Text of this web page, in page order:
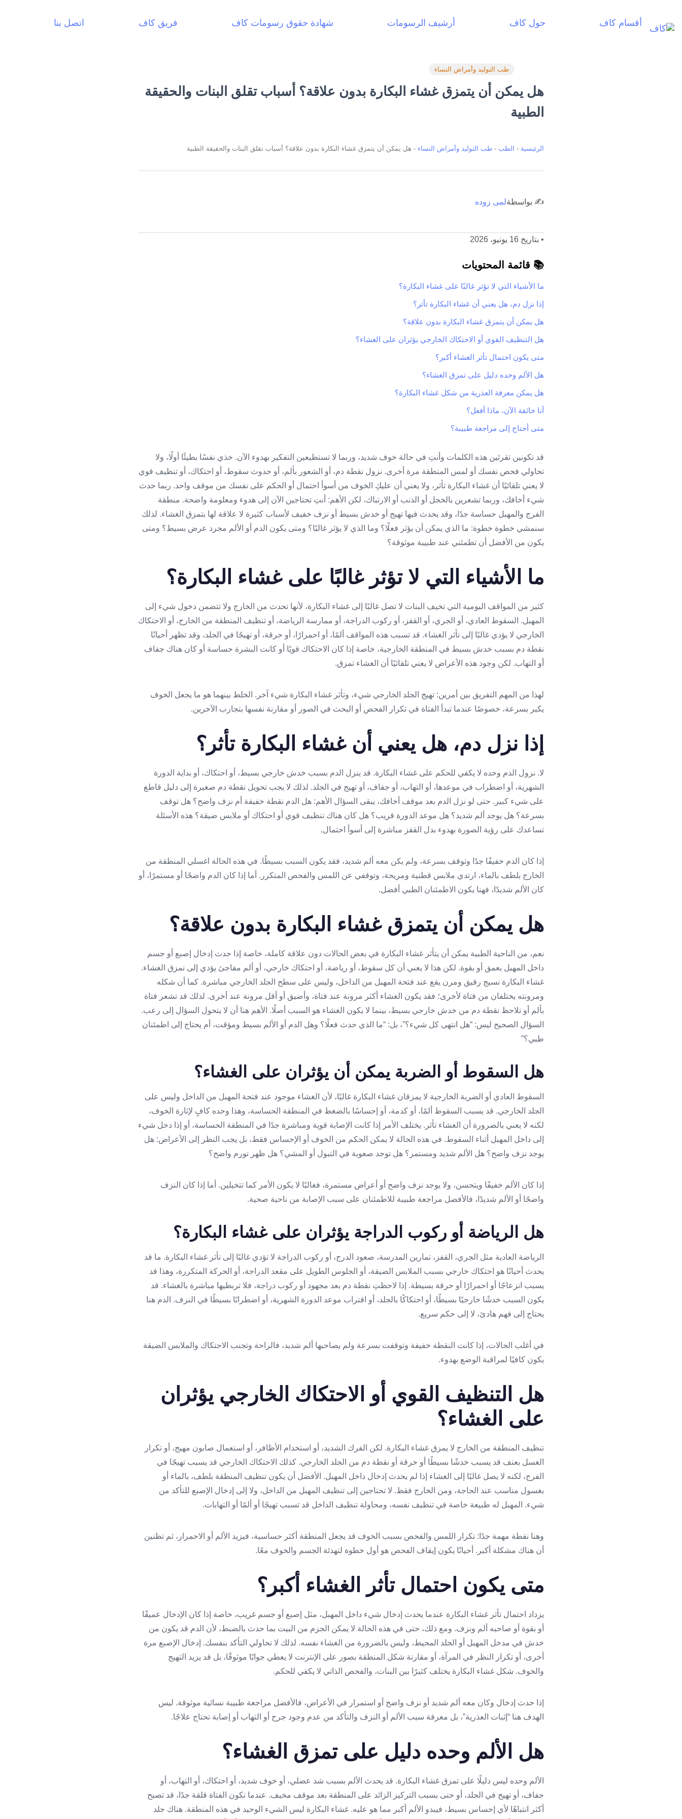
أقسام كاف حول كاف أرشيف الرسومات شهادة حقوق رسومات كاف فريق كاف اتصل بنا
طب التوليد وأمراض النساء
هل يمكن أن يتمزق غشاء البكارة بدون علاقة؟ أسباب تقلق البنات والحقيقة
الطبية
الرئيسية - الطب - طب التوليد وأمراض النساء - هل يمكن أن يتمزق غشاء البكارة بدون علاقة؟ أسباب تقلق البنات والحقيقة الطبية
✍️ بواسطةلمى زوده
• بتاريخ 16 يونيو، 2026
📚 قائمة المحتويات
ما الأشياء التي لا تؤثر غالبًا على غشاء البكارة؟
إذا نزل دم، هل يعني أن غشاء البكارة تأثر؟
هل يمكن أن يتمزق غشاء البكارة بدون علاقة؟
هل التنظيف القوي أو الاحتكاك الخارجي يؤثران على الغشاء؟
متى يكون احتمال تأثر الغشاء أكبر؟
هل الألم وحده دليل على تمزق الغشاء؟
هل يمكن معرفة العذرية من شكل غشاء البكارة؟
أنا خائفة الآن، ماذا أفعل؟
متى أحتاج إلى مراجعة طبيبة؟
قد تكونين تقرئين هذه الكلمات وأنتِ في حالة خوف شديد، وربما لا تستطيعين التفكير بهدوء الآن. خذي نفسًا بطيئًا أولًا، ولا
تحاولي فحص نفسك أو لمس المنطقة مرة أخرى. نزول نقطة دم، أو الشعور بألم، أو حدوث سقوط، أو احتكاك، أو تنظيف قوي
لا يعني تلقائيًا أن غشاء البكارة تأثر، ولا يعني أن عليكِ الخوف من أسوأ احتمال أو الحكم على نفسك من موقف واحد. ربما حدث
شيء أخافك، وربما تشعرين بالخجل أو الذنب أو الارتباك، لكن الأهم: أنتِ تحتاجين الآن إلى هدوء ومعلومة واضحة. منطقة
الفرج والمهبل حساسة جدًا، وقد يحدث فيها تهيج أو خدش بسيط أو نزف خفيف لأسباب كثيرة لا علاقة لها بتمزق الغشاء. لذلك
سنمشي خطوة خطوة: ما الذي يمكن أن يؤثر فعلًا؟ وما الذي لا يؤثر غالبًا؟ ومتى يكون الدم أو الألم مجرد عرض بسيط؟ ومتى
يكون من الأفضل أن تطمئني عند طبيبة موثوقة؟
ما الأشياء التي لا تؤثر غالبًا على غشاء البكارة؟
كثير من المواقف اليومية التي تخيف البنات لا تصل غالبًا إلى غشاء البكارة، لأنها تحدث من الخارج ولا تتضمن دخول شيء إلى
المهبل. السقوط العادي، أو الجري، أو القفز، أو ركوب الدراجة، أو ممارسة الرياضة، أو تنظيف المنطقة من الخارج، أو الاحتكاك
الخارجي لا يؤدي غالبًا إلى تأثر الغشاء. قد تسبب هذه المواقف ألمًا، أو احمرارًا، أو حرقة، أو تهيجًا في الجلد، وقد تظهر أحيانًا
نقطة دم بسبب خدش بسيط في المنطقة الخارجية، خاصة إذا كان الاحتكاك قويًا أو كانت البشرة حساسة أو كان هناك جفاف
أو التهاب. لكن وجود هذه الأعراض لا يعني تلقائيًا أن الغشاء تمزق.
لهذا من المهم التفريق بين أمرين: تهيج الجلد الخارجي شيء، وتأثر غشاء البكارة شيء آخر. الخلط بينهما هو ما يجعل الخوف
يكبر بسرعة، خصوصًا عندما تبدأ الفتاة في تكرار الفحص أو البحث في الصور أو مقارنة نفسها بتجارب الآخرين.
إذا نزل دم، هل يعني أن غشاء البكارة تأثر؟
لا. نزول الدم وحده لا يكفي للحكم على غشاء البكارة. قد ينزل الدم بسبب خدش خارجي بسيط، أو احتكاك، أو بداية الدورة
الشهرية، أو اضطراب في موعدها، أو التهاب، أو جفاف، أو تهيج في الجلد. لذلك لا يجب تحويل نقطة دم صغيرة إلى دليل قاطع
على شيء كبير. حتى لو نزل الدم بعد موقف أخافك، يبقى السؤال الأهم: هل الدم نقطة خفيفة أم نزف واضح؟ هل توقف
بسرعة؟ هل يوجد ألم شديد؟ هل موعد الدورة قريب؟ هل كان هناك تنظيف قوي أو احتكاك أو ملابس ضيقة؟ هذه الأسئلة
تساعدك على رؤية الصورة بهدوء بدل القفز مباشرة إلى أسوأ احتمال.
إذا كان الدم خفيفًا جدًا وتوقف بسرعة، ولم يكن معه ألم شديد، فقد يكون السبب بسيطًا. في هذه الحالة اغسلي المنطقة من
الخارج بلطف بالماء، ارتدي ملابس قطنية ومريحة، وتوقفي عن اللمس والفحص المتكرر. أما إذا كان الدم واضحًا أو مستمرًا، أو
كان الألم شديدًا، فهنا يكون الاطمئنان الطبي أفضل.
هل يمكن أن يتمزق غشاء البكارة بدون علاقة؟
نعم، من الناحية الطبية يمكن أن يتأثر غشاء البكارة في بعض الحالات دون علاقة كاملة، خاصة إذا حدث إدخال إصبع أو جسم
داخل المهبل بعمق أو بقوة. لكن هذا لا يعني أن كل سقوط، أو رياضة، أو احتكاك خارجي، أو ألم مفاجئ يؤدي إلى تمزق الغشاء.
غشاء البكارة نسيج رقيق ومرن يقع عند فتحة المهبل من الداخل، وليس على سطح الجلد الخارجي مباشرة. كما أن شكله
ومرونته يختلفان من فتاة لأخرى؛ فقد يكون الغشاء أكثر مرونة عند فتاة، وأضيق أو أقل مرونة عند أخرى. لذلك قد تشعر فتاة
بألم أو تلاحظ نقطة دم من خدش خارجي بسيط، بينما لا يكون الغشاء هو السبب أصلًا. الأهم هنا أن لا يتحول السؤال إلى رعب.
السؤال الصحيح ليس: “هل انتهى كل شيء؟”، بل: “ما الذي حدث فعلًا؟ وهل الدم أو الألم بسيط ومؤقت، أم يحتاج إلى اطمئنان
طبي؟”
هل السقوط أو الضربة يمكن أن يؤثران على الغشاء؟
السقوط العادي أو الضربة الخارجية لا يمزقان غشاء البكارة غالبًا، لأن الغشاء موجود عند فتحة المهبل من الداخل وليس على
الجلد الخارجي. قد يسبب السقوط ألمًا، أو كدمة، أو إحساسًا بالضغط في المنطقة الحساسة، وهذا وحده كافٍ لإثارة الخوف،
لكنه لا يعني بالضرورة أن الغشاء تأثر. يختلف الأمر إذا كانت الإصابة قوية ومباشرة جدًا في المنطقة الحساسة، أو إذا دخل شيء
إلى داخل المهبل أثناء السقوط. في هذه الحالة لا يمكن الحكم من الخوف أو الإحساس فقط، بل يجب النظر إلى الأعراض: هل
يوجد نزف واضح؟ هل الألم شديد ومستمر؟ هل توجد صعوبة في التبول أو المشي؟ هل ظهر تورم واضح؟
إذا كان الألم خفيفًا ويتحسن، ولا يوجد نزف واضح أو أعراض مستمرة، فغالبًا لا يكون الأمر كما تتخيلين. أما إذا كان النزف
واضحًا أو الألم شديدًا، فالأفضل مراجعة طبيبة للاطمئنان على سبب الإصابة من ناحية صحية.
هل الرياضة أو ركوب الدراجة يؤثران على غشاء البكارة؟
الرياضة العادية مثل الجري، القفز، تمارين المدرسة، صعود الدرج، أو ركوب الدراجة لا تؤدي غالبًا إلى تأثر غشاء البكارة. ما قد
يحدث أحيانًا هو احتكاك خارجي بسبب الملابس الضيقة، أو الجلوس الطويل على مقعد الدراجة، أو الحركة المتكررة، وهذا قد
يسبب انزعاجًا أو احمرارًا أو حرقة بسيطة. إذا لاحظتِ نقطة دم بعد مجهود أو ركوب دراجة، فلا تربطيها مباشرة بالغشاء. قد
يكون السبب خدشًا خارجيًا بسيطًا، أو احتكاكًا بالجلد، أو اقتراب موعد الدورة الشهرية، أو اضطرابًا بسيطًا في النزف. الدم هنا
يحتاج إلى فهم هادئ، لا إلى حكم سريع.
في أغلب الحالات، إذا كانت النقطة خفيفة وتوقفت بسرعة ولم يصاحبها ألم شديد، فالراحة وتجنب الاحتكاك والملابس الضيقة
يكون كافيًا لمراقبة الوضع بهدوء.
هل التنظيف القوي أو الاحتكاك الخارجي يؤثران
على الغشاء؟
تنظيف المنطقة من الخارج لا يمزق غشاء البكارة. لكن الفرك الشديد، أو استخدام الأظافر، أو استعمال صابون مهيج، أو تكرار
الغسل بعنف قد يسبب خدشًا بسيطًا أو حرقة أو نقطة دم من الجلد الخارجي. كذلك الاحتكاك الخارجي قد يسبب تهيجًا في
الفرج، لكنه لا يصل غالبًا إلى الغشاء إذا لم يحدث إدخال داخل المهبل. الأفضل أن يكون تنظيف المنطقة بلطف، بالماء أو
بغسول مناسب عند الحاجة، ومن الخارج فقط. لا تحتاجين إلى تنظيف المهبل من الداخل، ولا إلى إدخال الإصبع للتأكد من
شيء. المهبل له طبيعة خاصة في تنظيف نفسه، ومحاولة تنظيف الداخل قد تسبب تهيجًا أو ألمًا أو التهابات.
وهنا نقطة مهمة جدًا: تكرار اللمس والفحص بسبب الخوف قد يجعل المنطقة أكثر حساسية، فيزيد الألم أو الاحمرار، ثم تظنين
أن هناك مشكلة أكبر. أحيانًا يكون إيقاف الفحص هو أول خطوة لتهدئة الجسم والخوف معًا.
متى يكون احتمال تأثر الغشاء أكبر؟
يزداد احتمال تأثر غشاء البكارة عندما يحدث إدخال شيء داخل المهبل، مثل إصبع أو جسم غريب، خاصة إذا كان الإدخال عميقًا
أو بقوة أو صاحبه ألم ونزف. ومع ذلك، حتى في هذه الحالة لا يمكن الجزم من البيت بما حدث بالضبط، لأن الدم قد يكون من
خدش في مدخل المهبل أو الجلد المحيط، وليس بالضرورة من الغشاء نفسه. لذلك لا تحاولي التأكد بنفسك. إدخال الإصبع مرة
أخرى، أو تكرار النظر في المرآة، أو مقارنة شكل المنطقة بصور على الإنترنت لا يعطي جوابًا موثوقًا، بل قد يزيد التهيج
والخوف. شكل غشاء البكارة يختلف كثيرًا بين البنات، والفحص الذاتي لا يكفي للحكم.
إذا حدث إدخال وكان معه ألم شديد أو نزف واضح أو استمرار في الأعراض، فالأفضل مراجعة طبيبة نسائية موثوقة. ليس
الهدف هنا “إثبات العذرية”، بل معرفة سبب الألم أو النزف والتأكد من عدم وجود جرح أو التهاب أو إصابة تحتاج علاجًا.
هل الألم وحده دليل على تمزق الغشاء؟
الألم وحده ليس دليلًا على تمزق غشاء البكارة. قد يحدث الألم بسبب شد عضلي، أو خوف شديد، أو احتكاك، أو التهاب، أو
جفاف، أو تهيج في الجلد، أو حتى بسبب التركيز الزائد على المنطقة بعد موقف مخيف. عندما تكون الفتاة قلقة جدًا، قد تصبح
أكثر انتباهًا لأي إحساس بسيط، فيبدو الألم أكبر مما هو عليه. غشاء البكارة ليس الشيء الوحيد في هذه المنطقة. هناك جلد